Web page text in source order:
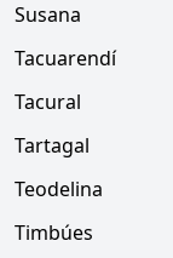
Susana
Tacuarendí
Tacural
Tartagal
Teodelina
Timbúes